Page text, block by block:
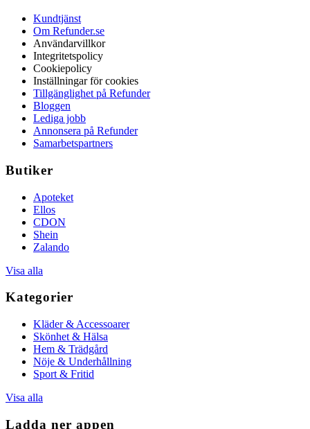
Kundtjänst
Om Refunder.se
Användarvillkor
Integritetspolicy
Cookiepolicy
Inställningar för cookies
Tillgänglighet på Refunder
Bloggen
Lediga jobb
Annonsera på Refunder
Samarbetspartners
Butiker
Apoteket
Ellos
CDON
Shein
Zalando
Visa alla
Kategorier
Kläder & Accessoarer
Skönhet & Hälsa
Hem & Trädgård
Nöje & Underhållning
Sport & Fritid
Visa alla
Ladda ner appen